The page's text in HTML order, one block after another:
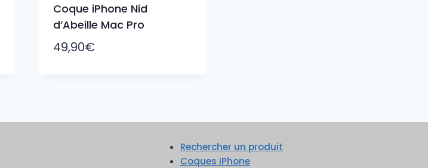
Coque iPhone Nid
d’Abeille Mac Pro
49,90€
Rechercher un produit
Coques iPhone